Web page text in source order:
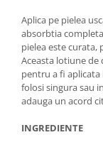
Aplica pe pielea
absorbtia
pielea este
Aceasta lotiune de
pentru a fi
folosi singura sau
adauga un acord
INGREDIENTE